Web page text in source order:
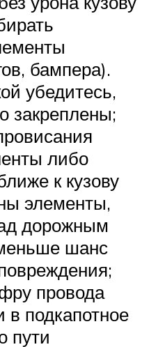
бампера).
убедитесь,
закреплены;
либо
к кузову
элементы,
дорожным
шанс
провода
в подкапотное
пути